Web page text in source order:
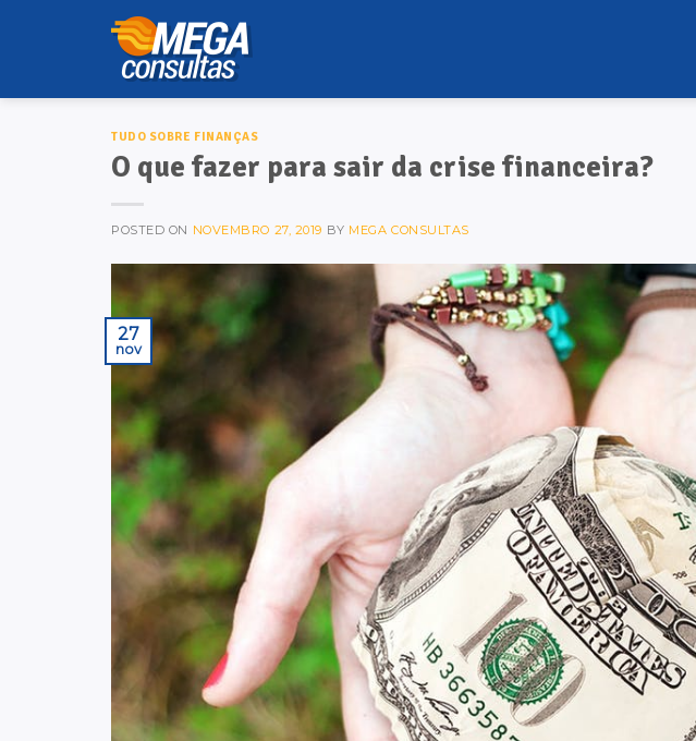
TUDO SOBRE FINANÇAS
O que fazer para sair da crise financeira?
POSTED ON NOVEMBRO 27, 2019 BY MEGA CONSULTAS
27
nov